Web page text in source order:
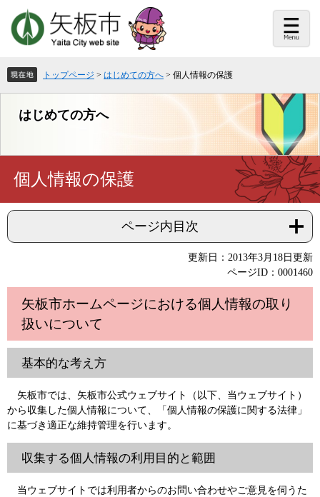
頭
で
す。
飛
ば
し
トップページ > はじめての方へ > 個人情報の保護
はじめての方へ
個人情報の保護
ページ内目次
更新日：2013年3月18日更新
ページID：0001460
矢板市ホームページにおける個人情報の取り
扱いについて
基本的な考え方
矢板市では、矢板市公式ウェブサイト（以下、当ウェブサイト）
から収集した個人情報について、「個人情報の保護に関する法律」
に基づき適正な維持管理を行います。
収集する個人情報の利用目的と範囲
当ウェブサイトでは利用者からのお問い合わせやご意見を伺うた